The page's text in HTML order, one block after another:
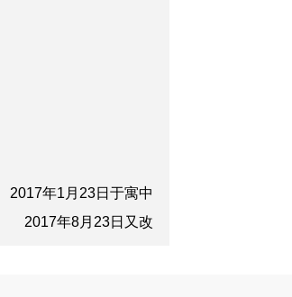
1月23日于寓中
年8月23日又改